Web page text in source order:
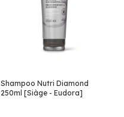
Shampoo Nutri Diamond
250ml [Siàge - Eudora]